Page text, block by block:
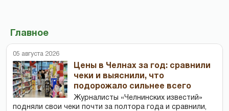
Главное
05 августа 2026
Цены в Челнах за год: сравнили
чеки и выяснили, что
подорожало сильнее всего
Журналисты «Челнинских известий»
подняли свои чеки почти за полтора года и сравнили,